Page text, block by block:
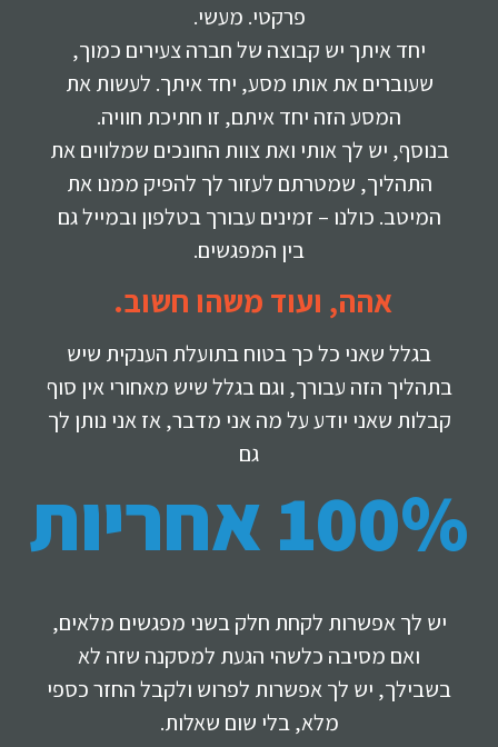
פרקטי. מעשי.
יחד איתך יש קבוצה של חברה צעירים כמוך,
שעוברים את אותו מסע, יחד איתך. לעשות את
המסע הזה יחד איתם, זו חתיכת חוויה.
בנוסף, יש לך אותי ואת צוות החונכים שמלווים את
התהליך, שמטרתם לעזור לך להפיק ממנו את
המיטב. כולנו – זמינים עבורך בטלפון ובמייל גם
בין המפגשים.
אהה, ועוד משהו חשוב.
בגלל שאני כל כך בטוח בתועלת הענקית שיש
בתהליך הזה עבורך, וגם בגלל שיש מאחורי אין סוף
קבלות שאני יודע על מה אני מדבר, אז אני נותן לך
גם
100% אחריות
יש לך אפשרות לקחת חלק בשני מפגשים מלאים,
ואם מסיבה כלשהי הגעת למסקנה שזה לא
בשבילך, יש לך אפשרות לפרוש ולקבל החזר כספי
מלא, בלי שום שאלות.